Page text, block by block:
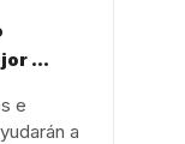
...
e
a